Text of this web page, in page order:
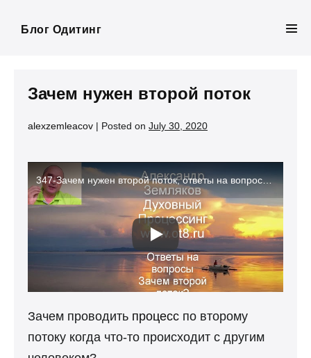
Блог Одитинг
Зачем нужен второй поток
alexzemleacov | Posted on July 30, 2020
347-Зачем нужен второй поток, ответы на вопросы – Александр Земляков
Зачем проводить процесс по второму
потоку когда что-то происходит с другим